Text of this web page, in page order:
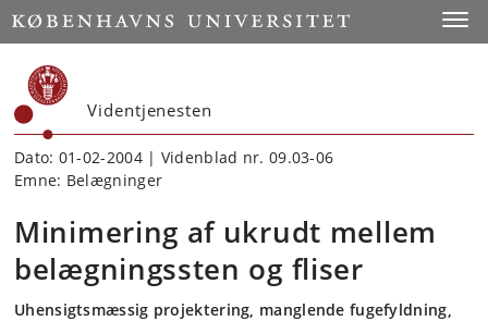
Start
Videntjenesten
Dato: 01-02-2004 | Videnblad nr. 09.03-06
Emne: Belægninger
Minimering af ukrudt mellem
belægningssten og fliser
Uhensigtsmæssig projektering, manglende fugefyldning,